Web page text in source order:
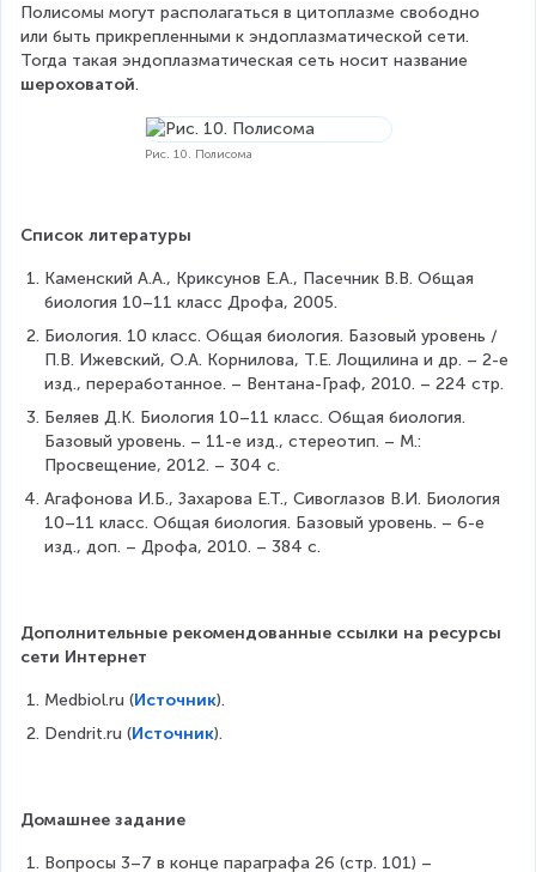
Полисомы могут располагаться в цитоплазме свободно
или быть прикрепленными к эндоплазматической сети.
Тогда такая эндоплазматическая сеть носит название
шероховатой.
Рис. 10. Полисома
Список литературы
Каменский А.А., Криксунов Е.А., Пасечник В.В. Общая
биология 10–11 класс Дрофа, 2005.
Биология. 10 класс. Общая биология. Базовый уровень /
П.В. Ижевский, О.А. Корнилова, Т.Е. Лощилина и др. – 2-е
изд., переработанное. – Вентана-Граф, 2010. – 224 стр.
Беляев Д.К. Биология 10–11 класс. Общая биология.
Базовый уровень. – 11-е изд., стереотип. – М.:
Просвещение, 2012. – 304 с.
Агафонова И.Б., Захарова Е.Т., Сивоглазов В.И. Биология
10–11 класс. Общая биология. Базовый уровень. – 6-е
изд., доп. – Дрофа, 2010. – 384 с.
Дополнительные рекомендованные ссылки на ресурсы
сети Интернет
Medbiol.ru (Источник).
Dendrit.ru (Источник).
Домашнее задание
Вопросы 3–7 в конце параграфа 26 (стр. 101) –